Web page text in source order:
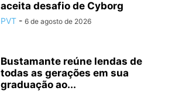
aceita desafio de Cyborg
PVT - 6 de agosto de 2026
Bustamante reúne lendas de
todas as gerações em sua
graduação ao...